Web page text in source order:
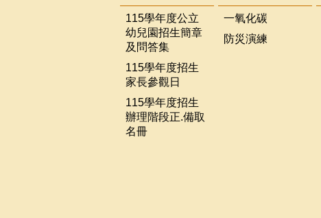
115學年度公立
幼兒園招生簡章
及問答集
115學年度招生
家長參觀日
115學年度招生
辦理階段正.備取
名冊
一氧化碳
防災演練